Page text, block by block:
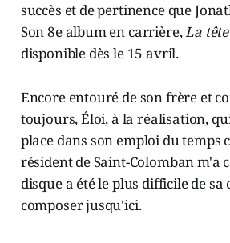
succès et de pertinence que
Son 8e album en carrière,La
disponible dès le 15 avril.
Encore entouré de son frère et
toujours, Éloi, à la réalisation,
place dans son emploi du temps
résident de Saint-Colomban m'a
disque a été le plus difficile de sa
composer jusqu'ici.